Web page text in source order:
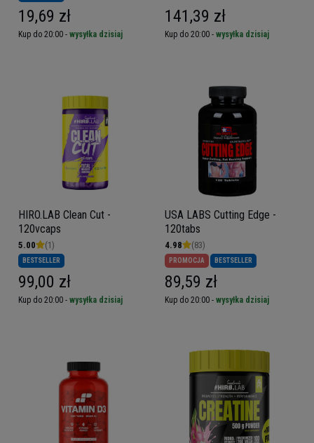
19,69 zł
Kup do 20:00 - wysyłka dzisiaj
141,39 zł
Kup do 20:00 - wysyłka dzisiaj
HIRO.LAB Clean Cut -
120vcaps
5.00 (1)
BESTSELLER
99,00 zł
Kup do 20:00 - wysyłka dzisiaj
USA LABS Cutting Edge -
120tabs
4.98 (83)
PROMOCJA BESTSELLER
89,59 zł
Kup do 20:00 - wysyłka dzisiaj